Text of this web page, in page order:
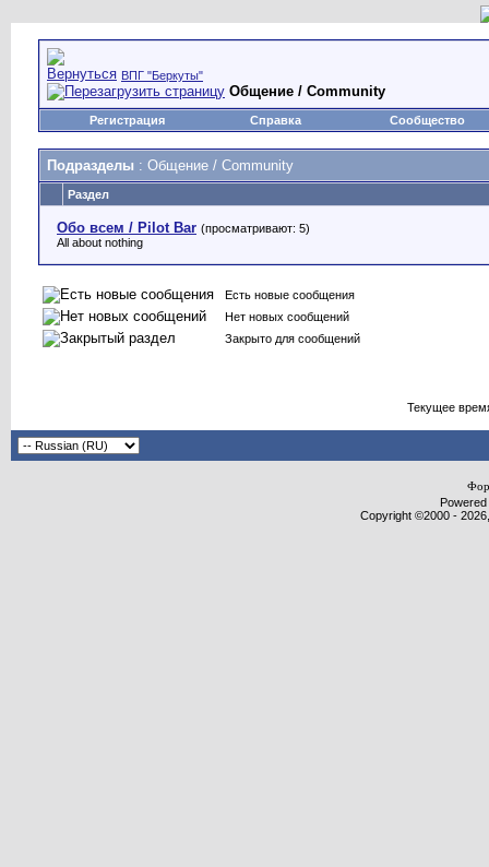
ВПГ "Беркуты"
Общение / Community
Регистрация Справка Сообщество
Подразделы : Общение / Community
Раздел
Обо всем / Pilot Bar (просматривают: 5)
All about nothing
Есть новые сообщения
Нет новых сообщений
Закрыто для сообщений
Текущее
Copyright ©2000 -